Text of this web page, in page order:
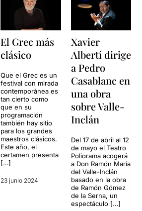
El Grec más
clásico
Que el Grec es un
festival con mirada
contemporánea es
tan cierto como
que en su
programación
también hay sitio
para los grandes
maestros clásicos.
Este año, el
certamen presenta
[…]
23 junio 2024
Xavier
Albertí dirige
a Pedro
Casablanc en
una obra
sobre Valle-
Inclán
Del 17 de abril al 12
de mayo el Teatro
Poliorama acogerá
a Don Ramón María
del Valle-Inclán
basado en la obra
de Ramón Gómez
de la Serna, un
espectáculo […]